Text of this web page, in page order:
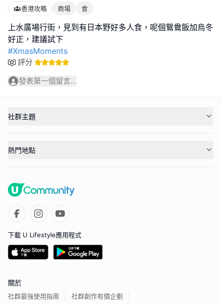
香港攻略 商場 食
上水廣場行街，見到有日本野好多人食，呢個鴛鴦飯加烏冬
#XmasMoments
評分
發表第一個留言...
社群主題
熱門地點
下載 U Lifestyle應用程式
關於
社群最強使用指南 社群創作有價企劃